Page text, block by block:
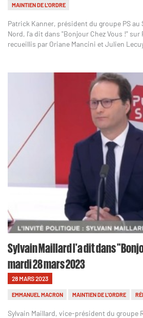
MAINTIEN DE L'ORDRE
Patrick Kanner, président du groupe PS au
Nord, l'a dit dans "Bonjour Chez Vous !" sur
recueillis par Oriane Mancini et Julien
Sylvain Maillard l'a dit dans
mardi 28 mars 2023
28 MARS 2023
EMMANUEL MACRON MAINTIEN DE L'ORDRE
Sylvain Maillard, vice-président du groupe